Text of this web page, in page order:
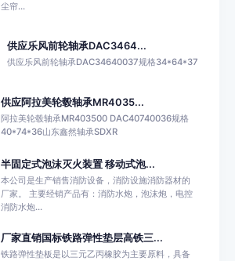
尘帘...
供应乐风前轮轴承DAC3464...
供应乐风前轮轴承DAC34640037规格34*64*37
供应阿拉美轮毂轴承MR4035...
阿拉美轮毂轴承MR403500 DAC40740036规格
40*74*36山东鑫然轴承SDXR
半固定式泡沫灭火装置 移动式泡...
本公司是生产销售消防设备，消防设施消防器材的
厂家。 主要经销产品有：消防水炮，泡沫炮，电控
消防水炮...
厂家直销国标铁路弹性垫层高铁三...
铁路弹性垫板是以三元乙丙橡胶为主要原料，具备